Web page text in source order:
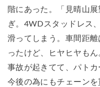
階にあった。「見晴山
ぎ。4WDスタッドレス
滑ってしまう。車間距
ったけど、ヒヤヒヤも
事故が起きてて、パト
今後の為にもチェーンを